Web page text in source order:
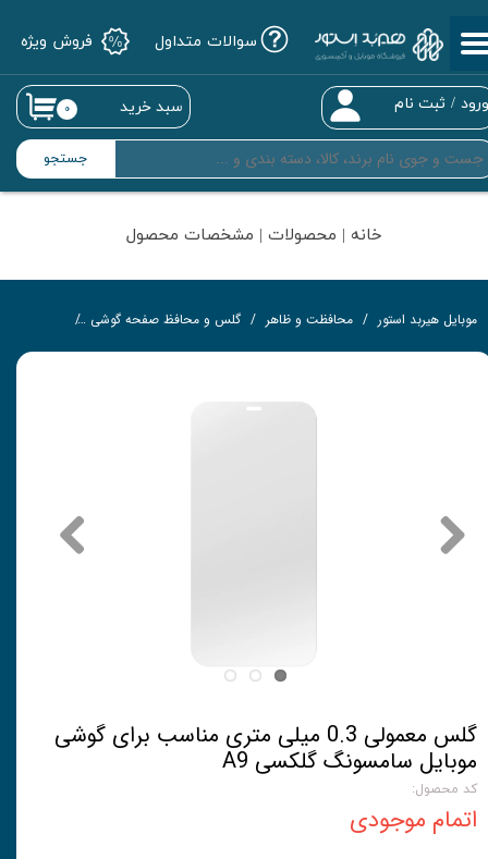
جستجو
/ ثبت نام
حساب کاربری من
تغییر گذر واژه
سفارشات
خروج از حساب کاربری
۰ سبد خرید
سوالات متداول فروش ویژه
خانه | محصولات | مشخصات محصول
موبایل هیربد استور محافظت و ظاهر گلس و محافظ صفحه گوشی
گلس معمولی 0.3 میلی متری مناسب برای گوشی
موبایل سامسونگ گلکسی A9
کد محصول:
اتمام موجودی